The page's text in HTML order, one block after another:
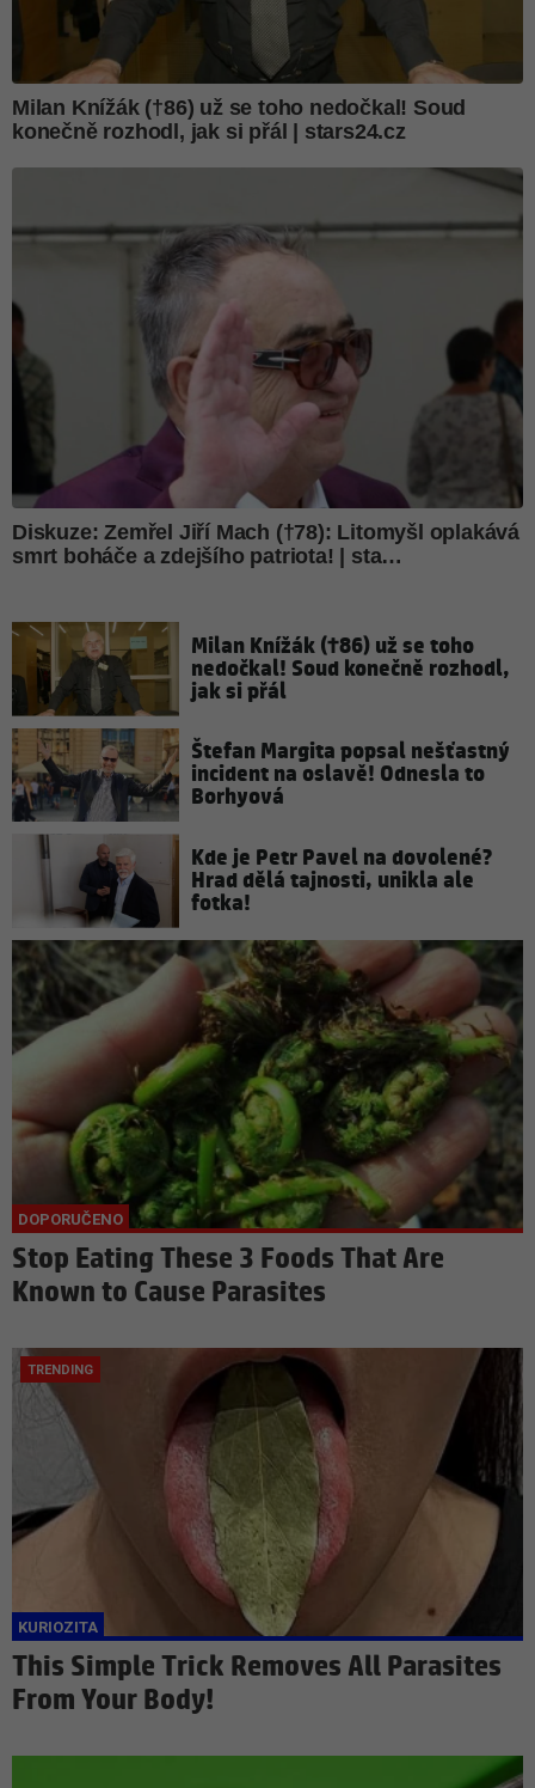
Milan Knížák (†86) už se toho
nedočkal! Soud konečně rozhodl,
jak si přál
Štefan Margita popsal nešťastný
incident na oslavě! Odnesla to
Borhyová
Kde je Petr Pavel na dovolené?
Hrad dělá tajnosti, unikla ale
fotka!
Stop Eating These 3 Foods That Are
Known to Cause Parasites
This Simple Trick Removes All Parasites
From Your Body!